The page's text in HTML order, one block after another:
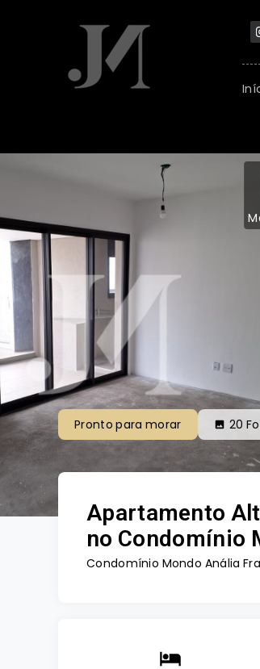
Pronto para morar 20
Apartamento
no Condomínio
Condomínio Mondo Anália